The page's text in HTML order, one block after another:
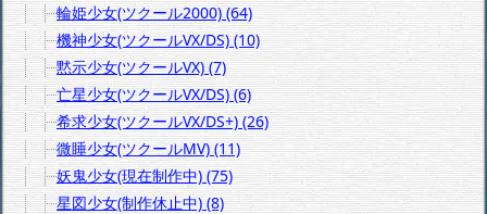
輪姫少女(ツクール2000) (64)
機神少女(ツクールVX/DS) (10)
黙示少女(ツクールVX) (7)
亡星少女(ツクールVX/DS) (6)
希求少女(ツクールVX/DS+) (26)
微睡少女(ツクールMV) (11)
妖鬼少女(現在制作中) (75)
星図少女(制作休止中) (8)